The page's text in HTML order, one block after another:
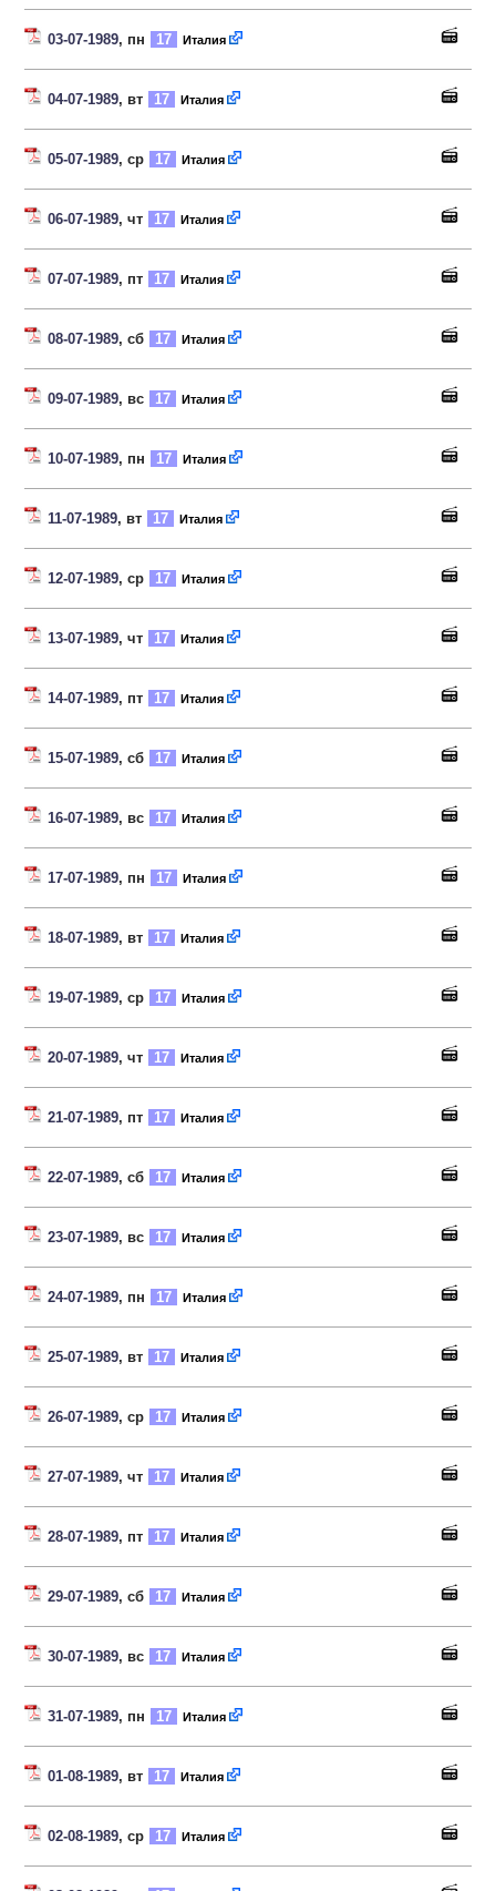
03-07-1989, пн 17 Италия
04-07-1989, вт 17 Италия
05-07-1989, ср 17 Италия
06-07-1989, чт 17 Италия
07-07-1989, пт 17 Италия
08-07-1989, сб 17 Италия
09-07-1989, вс 17 Италия
10-07-1989, пн 17 Италия
11-07-1989, вт 17 Италия
12-07-1989, ср 17 Италия
13-07-1989, чт 17 Италия
14-07-1989, пт 17 Италия
15-07-1989, сб 17 Италия
16-07-1989, вс 17 Италия
17-07-1989, пн 17 Италия
18-07-1989, вт 17 Италия
19-07-1989, ср 17 Италия
20-07-1989, чт 17 Италия
21-07-1989, пт 17 Италия
22-07-1989, сб 17 Италия
23-07-1989, вс 17 Италия
24-07-1989, пн 17 Италия
25-07-1989, вт 17 Италия
26-07-1989, ср 17 Италия
27-07-1989, чт 17 Италия
28-07-1989, пт 17 Италия
29-07-1989, сб 17 Италия
30-07-1989, вс 17 Италия
31-07-1989, пн 17 Италия
01-08-1989, вт 17 Италия
02-08-1989, ср 17 Италия